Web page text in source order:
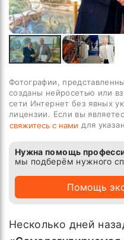
Фотографии,
созданы нейросетью или
сети Интернет без явных
лицензии. Если вы
свяжитесь с нами для
Нужна помощь
мы подберём нужного
Помощь
Несколько дней